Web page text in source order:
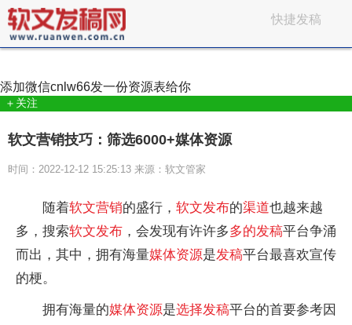
快捷发稿
添加微信cnlw66发一份资源表给你
＋关注
软文营销技巧：筛选6000+媒体资源
时间：2022-12-12 15:25:13 来源：软文管家
随着软文营销的盛行， 软文发布的渠道也越来越
多，搜索软文发布 ，会发现有许许多多的发稿平台争涌
而出，其中，拥有海量媒体资源是发稿平台最喜欢宣传
的梗。
拥有海量的媒体资源是选择发稿平台的首要参考因